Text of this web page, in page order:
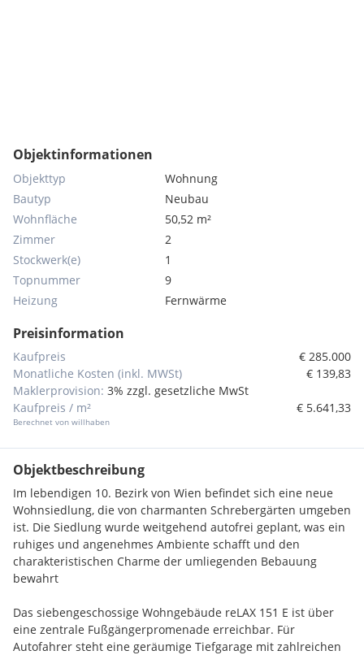
Objektinformationen
Objekttyp
Wohnung
Bautyp
Neubau
Wohnfläche
50,52 m²
Zimmer
2
Stockwerk(e)
1
Topnummer
9
Heizung
Fernwärme
Preisinformation
Kaufpreis
€ 285.000
Monatliche Kosten (inkl. MWSt)
€ 139,83
Maklerprovision: 3% zzgl. gesetzliche MwSt
Kaufpreis / m²
Berechnet von willhaben
€ 5.641,33
Objektbeschreibung
Im lebendigen 10. Bezirk von Wien befindet sich eine neue
Wohnsiedlung, die von charmanten Schrebergärten umgeben
ist. Die Siedlung wurde weitgehend autofrei geplant, was ein
ruhiges und angenehmes Ambiente schafft und den
charakteristischen Charme der umliegenden Bebauung
bewahrt
Das siebengeschossige Wohngebäude reLAX 151 E ist über
eine zentrale Fußgängerpromenade erreichbar. Für
Autofahrer steht eine geräumige Tiefgarage mit zahlreichen